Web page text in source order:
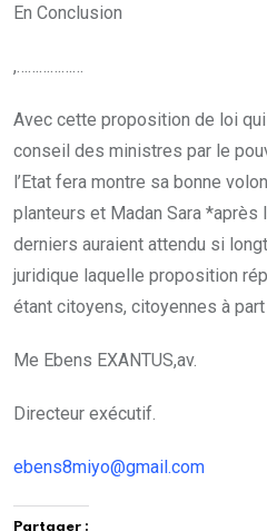
En Conclusion
,………………
Avec cette proposition de loi
conseil des ministres par le
l’Etat fera montre sa bonne
planteurs et Madan Sara
derniers auraient attendu si
juridique laquelle proposition
étant citoyens, citoyennes à
Me Ebens EXANTUS,av.
Directeur exécutif.
ebens8miyo@gmail.com
Partager :